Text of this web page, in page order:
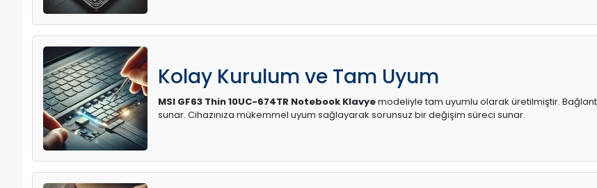
Kolay Kurulum ve Tam Uyum
MSI GF63 Thin 10UC-674TR Notebook Klavyemodeliyle tam uyumlu olarak üretilmiştir.
sunar. Cihazınıza mükemmel uyum sağlayarak sorunsuz bir değişim süreci sunar.